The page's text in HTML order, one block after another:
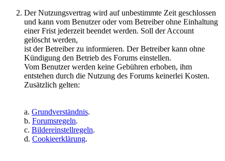
Der Nutzungsvertrag wird auf unbestimmte Zeit geschlossen
und kann vom Benutzer oder vom Betreiber ohne Einhaltung
einer Frist jederzeit beendet werden. Soll der Account
gelöscht werden,
ist der Betreiber zu informieren. Der Betreiber kann ohne
Kündigung den Betrieb des Forums einstellen.
Vom Benutzer werden keine Gebühren erhoben, ihm
entstehen durch die Nutzung des Forums keinerlei Kosten.
Zusätzlich gelten:
a. Grundverständnis.
b. Forumsregeln.
c. Bildereinstellregeln.
d. Cookieerklärung.